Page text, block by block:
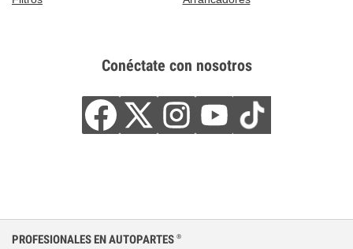
Conéctate con nosotros
PROFESIONALES EN AUTOPARTES ®